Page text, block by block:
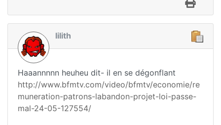
lilith
Haaannnnn heuheu dit- il en se dégonflant
http://www.bfmtv.com/video/bfmtv/economie/re
muneration-patrons-labandon-projet-loi-passe-
mal-24-05-127554/